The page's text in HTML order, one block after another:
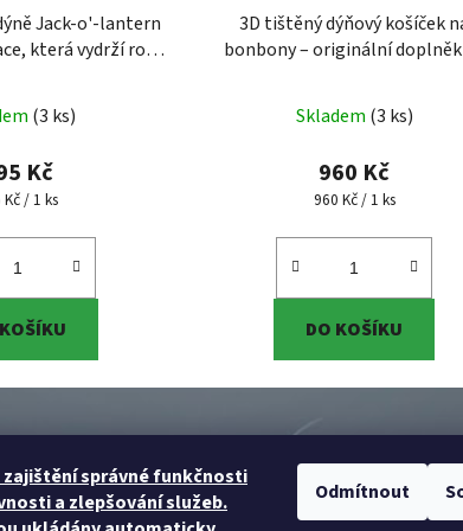
správné funkčnosti
a zlepšování služeb.
Odmítnout
Jack-o'-lantern
která vydrží roky
která vydrží roky
tisk(3 ks)
Kč
cena:
Kč / 1 ks
3D tištěný dýňový košíček
bonbony – originální
Skladem (3 ks)
960 Kč
Měrná cena:
960 Kč / 1 ks
DO KOŠÍKU
Služby